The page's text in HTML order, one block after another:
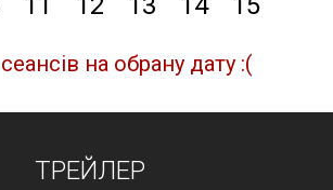
на обрану дату :(
ТРЕЙЛЕР